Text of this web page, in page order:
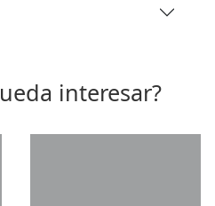
interesar?